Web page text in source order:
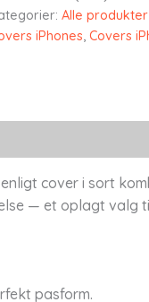
Alle produkter
iPhones, Covers
cover i sort
— et oplagt valg
pasform.